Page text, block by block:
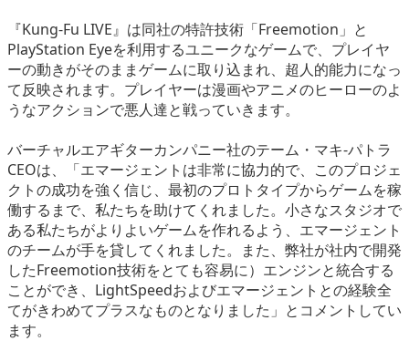
『Kung-Fu LIVE』は同社の特許技術「Freemotion」と
PlayStation Eyeを利用するユニークなゲームで、プレイヤ
ーの動きがそのままゲームに取り込まれ、超人的能力になっ
て反映されます。プレイヤーは漫画やアニメのヒーローのよ
うなアクションで悪人達と戦っていきます。
バーチャルエアギターカンパニー社のテーム・マキ-パトラ
CEOは、「エマージェントは非常に協力的で、このプロジェ
クトの成功を強く信じ、最初のプロトタイプからゲームを稼
働するまで、私たちを助けてくれました。小さなスタジオで
ある私たちがよりよいゲームを作れるよう、エマージェント
のチームが手を貸してくれました。また、弊社が社内で開発
したFreemotion技術をとても容易に）エンジンと統合する
ことができ、LightSpeedおよびエマージェントとの経験全
てがきわめてプラスなものとなりました」とコメントしてい
ます。